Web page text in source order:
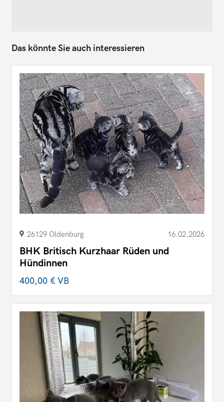
Das könnte Sie auch interessieren
26129 Oldenburg 16.02.2026
BHK Britisch Kurzhaar Rüden und
Hündinnen
400,00 €VB